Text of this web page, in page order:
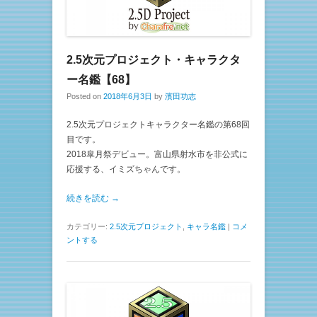
2.5次元プロジェクト・キャラクタ
ー名鑑【68】
Posted on 2018年6月3日 by 濱田功志
2.5次元プロジェクトキャラクター名鑑の第68回
目です。
2018皐月祭デビュー。富山県射水市を非公式に
応援する、イミズちゃんです。
続きを読む →
カテゴリー: 2.5次元プロジェクト キャラ名鑑
コメ
ントする